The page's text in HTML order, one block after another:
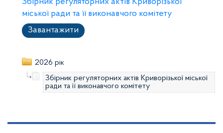
Збірник регуляторних актів Криворізької
міської ради та її виконавчого комітету
Завантажити
2026 рік
Збірник регуляторних актів Криворізької міської
ради та її виконавчого комітету